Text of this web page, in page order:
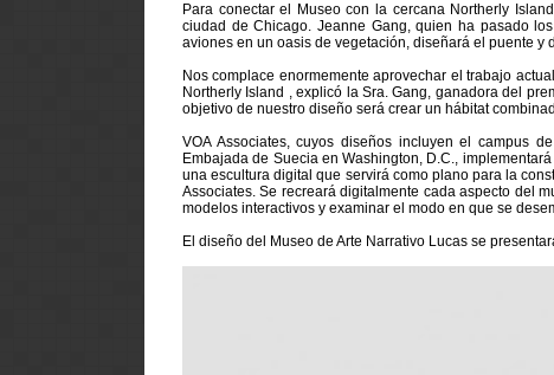
Para conectar el Museo con la cercana Northerly
ciudad de Chicago. Jeanne Gang, quien ha pasado
aviones en un oasis de vegetación, diseñará el puente
Nos complace enormemente aprovechar el trabajo
Northerly Island , explicó la Sra. Gang, ganadora del
objetivo de nuestro diseño será crear un hábitat
VOA Associates, cuyos diseños incluyen el campus
Embajada de Suecia en Washington, D.C.,
una escultura digital que servirá como plano para la
Associates. Se recreará digitalmente cada aspecto del
modelos interactivos y examinar el modo en que se
El diseño del Museo de Arte Narrativo Lucas se